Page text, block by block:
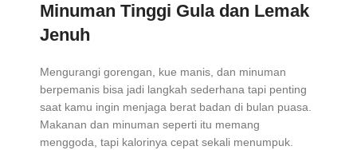
Minuman Tinggi Gula dan Lemak
Jenuh
Mengurangi gorengan, kue manis, dan minuman
berpemanis bisa jadi langkah sederhana tapi penting
saat kamu ingin menjaga berat badan di bulan puasa.
Makanan dan minuman seperti itu memang
menggoda, tapi kalorinya cepat sekali menumpuk.